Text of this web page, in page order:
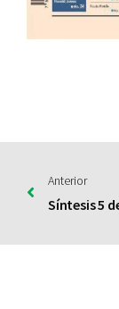
Anterior
Síntesis 5